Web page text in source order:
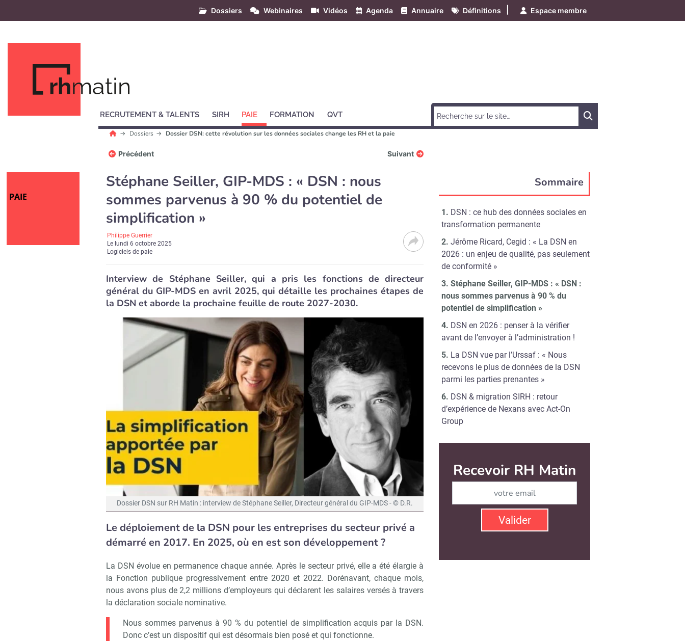
Dossiers Webinaires Vidéos Agenda Annuaire Définitions Espace membre
rhmatin
RECRUTEMENT & TALENTS SIRH PAIE FORMATION QVT
Dossiers Dossier DSN: cette révolution sur les données sociales change les RH et la paie
Précédent Suivant
PAIE
Stéphane Seiller, GIP-MDS : « DSN : nous
sommes parvenus à 90 % du potentiel de
simplification »
Philippe Guerrier
Le lundi 6 octobre 2025
Logiciels de paie
Interview de Stéphane Seiller, qui a pris les fonctions de directeur
général du GIP-MDS en avril 2025, qui détaille les prochaines étapes de
la DSN et aborde la prochaine feuille de route 2027-2030.
Dossier DSN sur RH Matin : interview de Stéphane Seiller, Directeur général du GIP-MDS - © D.R.
Le déploiement de la DSN pour les entreprises du secteur privé a
démarré en 2017. En 2025, où en est son développement ?
La DSN évolue en permanence chaque année. Après le secteur privé, elle a été élargie à
la Fonction publique progressivement entre 2020 et 2022. Dorénavant, chaque mois,
nous avons plus de 2,2 millions d’employeurs qui déclarent les salaires versés à travers
la déclaration sociale nominative.
Nous sommes parvenus à 90 % du potentiel de simplification acquis par la DSN.
Donc c’est un dispositif qui est désormais bien posé et qui fonctionne.
Sommaire
DSN : ce hub des données sociales en
transformation permanente
Jérôme Ricard, Cegid : « La DSN en
2026 : un enjeu de qualité, pas seulement
de conformité »
Stéphane Seiller, GIP-MDS : « DSN :
nous sommes parvenus à 90 % du
potentiel de simplification »
DSN en 2026 : penser à la vérifier
avant de l’envoyer à l’administration !
La DSN vue par l’Urssaf : « Nous
recevons le plus de données de la DSN
parmi les parties prenantes »
DSN & migration SIRH : retour
d’expérience de Nexans avec Act-On
Group